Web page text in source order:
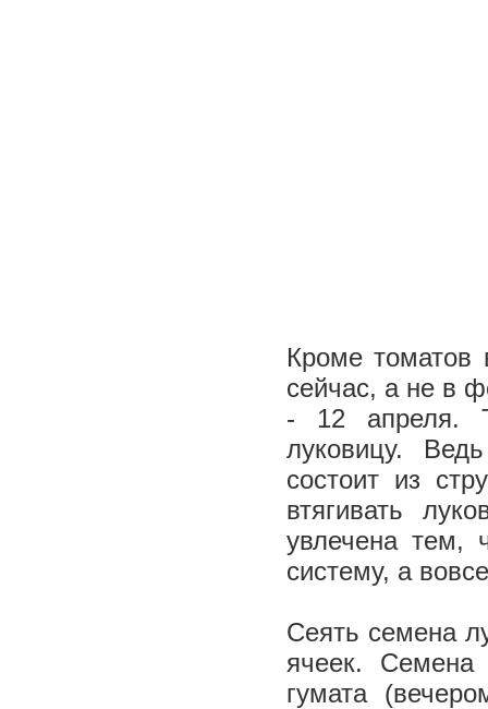
Кроме томатов
сейчас, а не в
- 12 апреля.
луковицу.
состоит из
втягивать
увлечена тем,
систему, а
Сеять семена
ячеек. Семена
гумата